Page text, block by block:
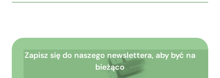
Zapisz się do naszego newslettera, aby być na
bieżąco